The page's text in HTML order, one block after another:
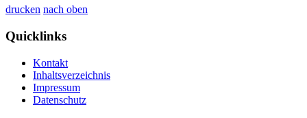
drucken nach oben
Quicklinks
Kontakt
Inhaltsverzeichnis
Impressum
Datenschutz